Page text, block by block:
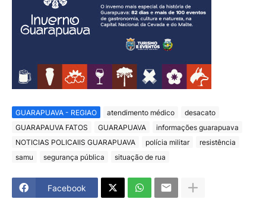
GUARAPUAVA - REGIAO atendimento médico
desacato
GUARAPAUVA FATOS
GUARAPUAVA
informações guarapuava
NOTICIAS POLICAIIS GUARAPUAVA
polícia militar
resistência
samu
segurança pública situação de rua
Facebook